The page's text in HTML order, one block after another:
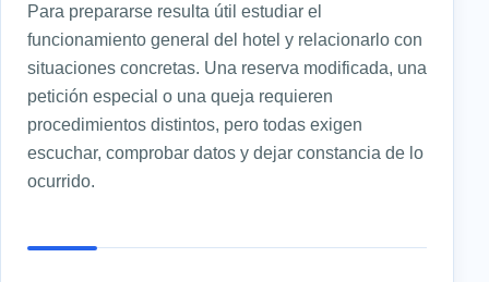
Para prepararse resulta útil estudiar el
funcionamiento general del hotel y relacionarlo con
situaciones concretas. Una reserva modificada, una
petición especial o una queja requieren
procedimientos distintos, pero todas exigen
escuchar, comprobar datos y dejar constancia de lo
ocurrido.